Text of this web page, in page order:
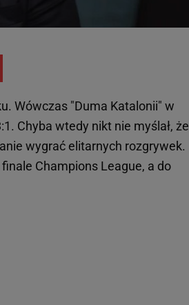
Wówczas "Duma Katalonii" w
Chyba wtedy nikt nie myślał, że
wygrać elitarnych rozgrywek.
Champions League, a do